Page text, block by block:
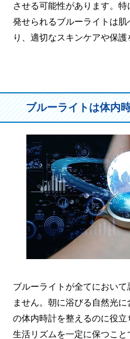
させる可能性があります。
発せられるブルーライトは
り、適切なスキンケアや保護
ブルーライトは体内
ブルーライトが全てにおい
ません。朝に浴びる自然光
の体内時計を整えるのに役
生活リズムを一定に保つこ